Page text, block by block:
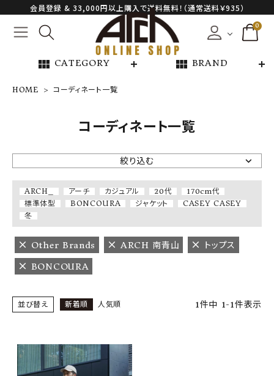
会員登録 & 33,000円以上購入で送料無料！（通常送料￥935）
0
view_module CATEGORY view_module BRAND
NEW ARRIVAL
ARCH EXCLUSIVE
BRAND
CATEGORY
CONTENTS
SHOP
INFORMATION
プライバシーポリシー
HOME コーディネート一覧
コーディネート一覧
絞り込む
ARCH_ アーチ カジュアル 20代
170cm代
標準体型
BONCOURA ジャケット
CASEY CASEY
冬
Other Brands ARCH 南青山
トップス
BONCOURA
並び替え 新着順 人気順 1件中 1-1件表示